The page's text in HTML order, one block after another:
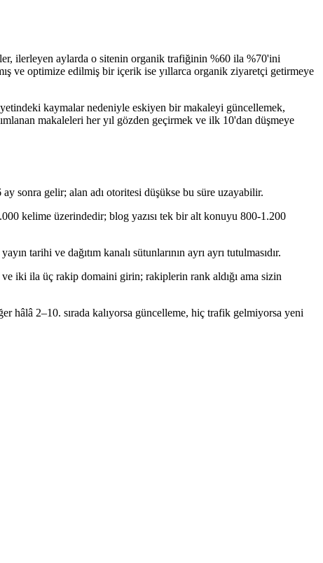
ilerleyen aylarda o sitenin organik trafiğinin %60 ila %70'ini
ve optimize edilmiş bir içerik ise yıllarca organik ziyaretçi getirmeye
kaymalar nedeniyle eskiyen bir makaleyi güncellemek,
makaleleri her yıl gözden geçirmek ve ilk 10'dan düşmeye
sonra gelir; alan adı otoritesi düşükse bu süre uzayabilir.
kelime üzerindedir; blog yazısı tek bir alt konuyu 800-1.200
tarihi ve dağıtım kanalı sütunlarının ayrı ayrı tutulmasıdır.
iki ila üç rakip domaini girin; rakiplerin rank aldığı ama sizin
hâlâ 2–10. sırada kalıyorsa güncelleme, hiç trafik gelmiyorsa yeni